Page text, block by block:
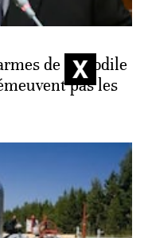
de crocodile
pas les